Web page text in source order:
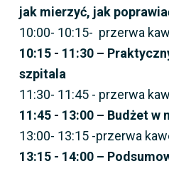
jak mierzyć, jak
10:00- 10:15- przerwa
10:15 - 11:30 –
szpitala
11:30- 11:45 - przerwa
11:45 - 13:00 – Budżet w
13:00- 13:15 -przerwa
13:15 - 14:00 –